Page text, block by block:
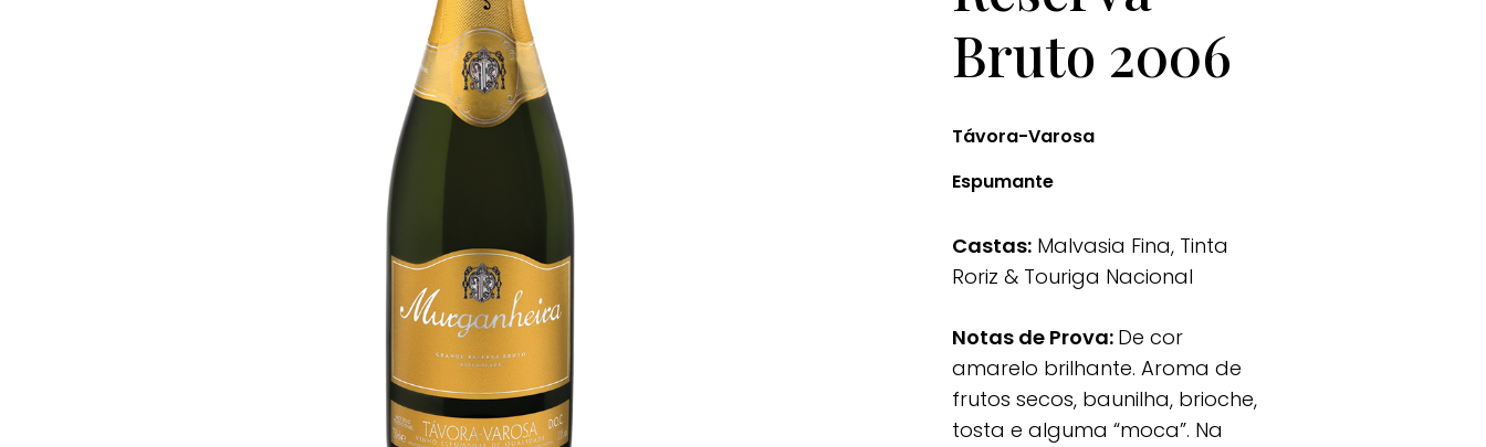
Bruto 2006
Távora-Varosa
Espumante
Castas: Malvasia Fina, Tinta
Roriz & Touriga Nacional
Notas de Prova: De cor
amarelo brilhante. Aroma de
frutos secos, baunilha, brioche,
tosta e alguma “moca”. Na